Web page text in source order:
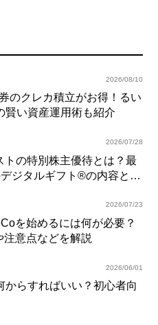
2026/08/10
のクレカ積立がお得！るい
賢い資産運用術も紹介
2026/07/28
トの特別株主優待とは？最
ジタルギフト®の内容と注
2026/07/23
を始めるには何が必要？
意点などを解説
2026/06/01
からすればいい？初心者向